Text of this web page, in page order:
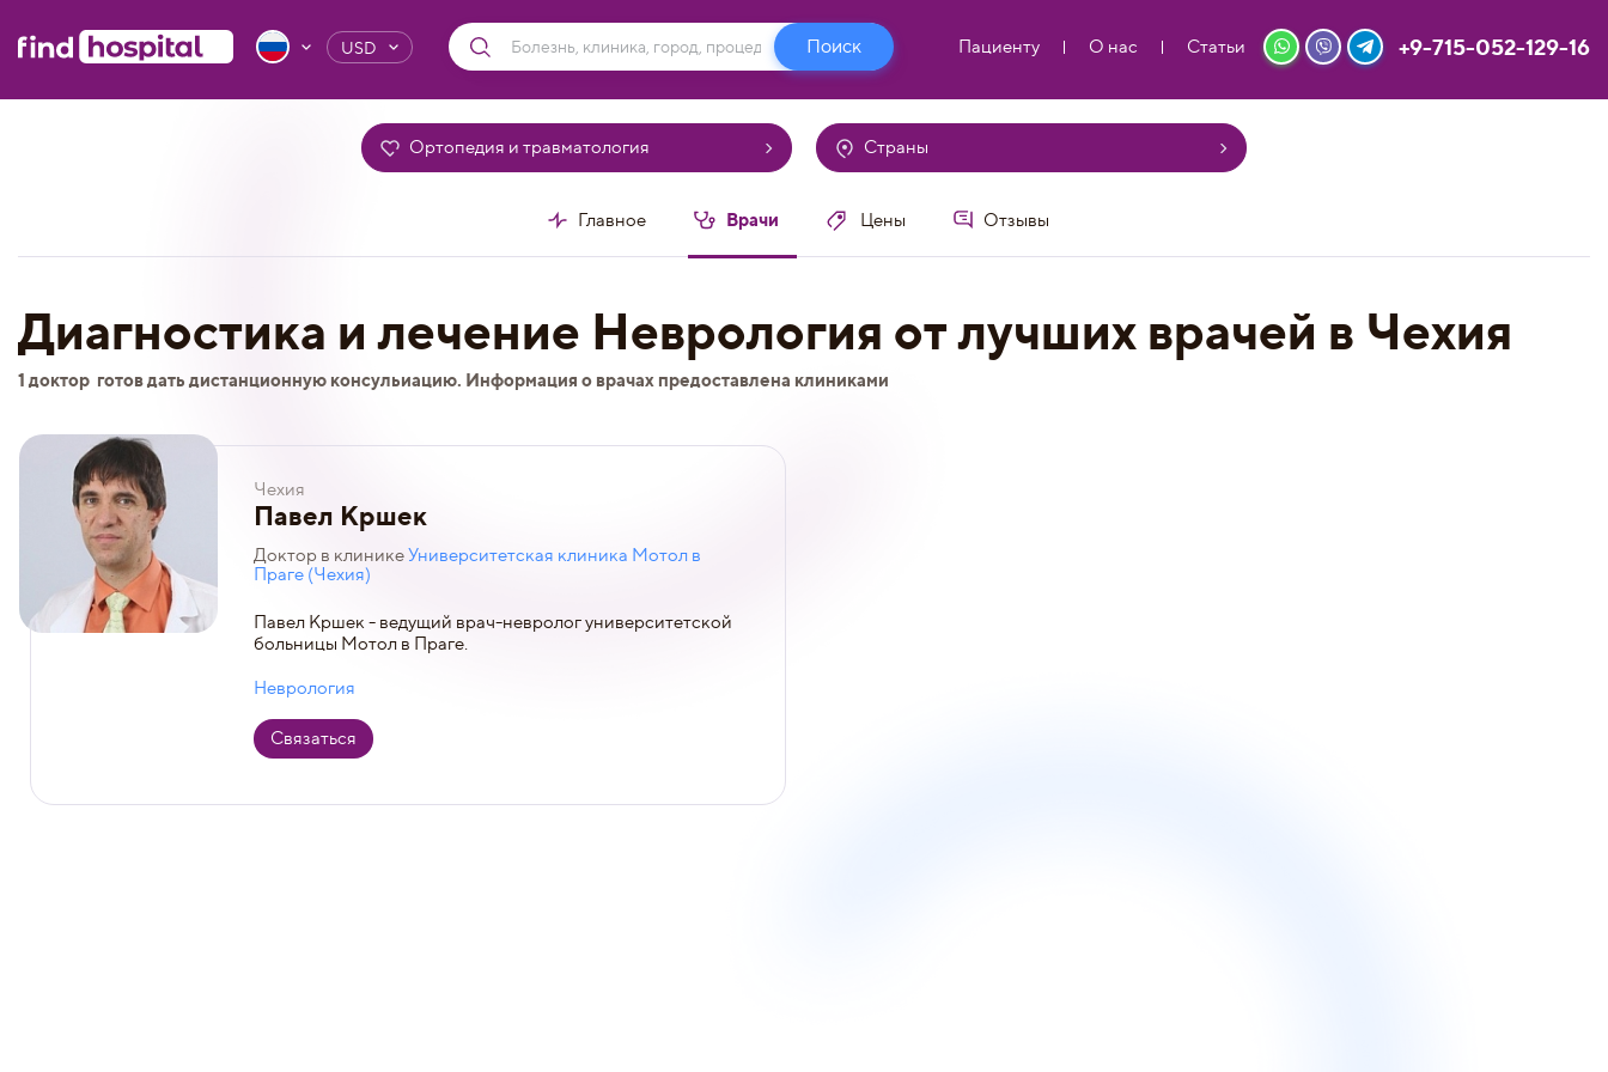
USD Пациенту О нас Статьи +9-715-052-129-16
Ортопедия и травматология Страны
Главное Врачи Цены Отзывы
Диагностика и лечение Неврология от лучших врачей в Чехия
1 доктор готов дать дистанционную консульиацию. Информация о врачах предоставлена клиниками
Чехия
Павел Кршек
Доктор в клиникеУниверситетская клиника Мотол в
Праге (Чехия)
Павел Кршек - ведущий врач-невролог университетской
больницы Мотол в Праге.
Неврология
Связаться